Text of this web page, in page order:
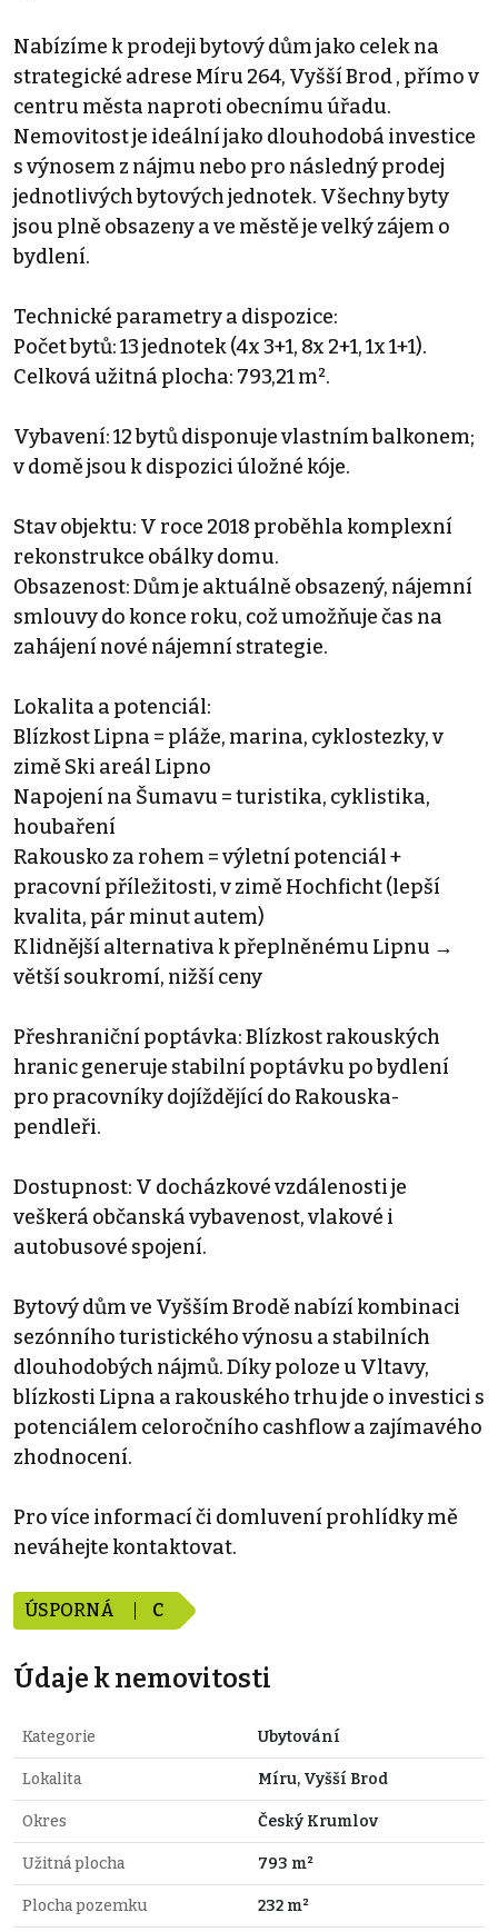
Nabízíme k prodeji bytový dům jako celek na
strategické adrese Míru 264, Vyšší Brod , přímo v
centru města naproti obecnímu úřadu.
Nemovitost je ideální jako dlouhodobá investice
s výnosem z nájmu nebo pro následný prodej
jednotlivých bytových jednotek. Všechny byty
jsou plně obsazeny a ve městě je velký zájem o
bydlení.
Technické parametry a dispozice:
Počet bytů: 13 jednotek (4x 3+1, 8x 2+1, 1x 1+1).
Celková užitná plocha: 793,21 m².
Vybavení: 12 bytů disponuje vlastním balkonem;
v domě jsou k dispozici úložné kóje.
Stav objektu: V roce 2018 proběhla komplexní
rekonstrukce obálky domu.
Obsazenost: Dům je aktuálně obsazený, nájemní
smlouvy do konce roku, což umožňuje čas na
zahájení nové nájemní strategie.
Lokalita a potenciál:
Blízkost Lipna = pláže, marina, cyklostezky, v
zimě Ski areál Lipno
Napojení na Šumavu = turistika, cyklistika,
houbaření
Rakousko za rohem = výletní potenciál +
pracovní příležitosti, v zimě Hochficht (lepší
kvalita, pár minut autem)
Klidnější alternativa k přeplněnému Lipnu →
větší soukromí, nižší ceny
Přeshraniční poptávka: Blízkost rakouských
hranic generuje stabilní poptávku po bydlení
pro pracovníky dojíždějící do Rakouska-
pendleři.
Dostupnost: V docházkové vzdálenosti je
veškerá občanská vybavenost, vlakové i
autobusové spojení.
Bytový dům ve Vyšším Brodě nabízí kombinaci
sezónního turistického výnosu a stabilních
dlouhodobých nájmů. Díky poloze u Vltavy,
blízkosti Lipna a rakouského trhu jde o investici s
potenciálem celoročního cashflow a zajímavého
zhodnocení.
Pro více informací či domluvení prohlídky mě
neváhejte kontaktovat.
ÚSPORNÁ C
Údaje k nemovitosti
Kategorie Ubytování
Lokalita Míru, Vyšší Brod
Okres Český Krumlov
Užitná plocha 793 m²
Plocha pozemku 232 m²